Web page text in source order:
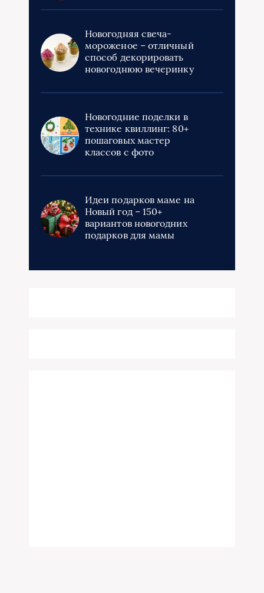
Новогодняя свеча-
мороженое – отличный
способ декорировать
новогоднюю вечеринку
Новогодние поделки в
технике квиллинг: 80+
пошаговых мастер
классов с фото
Идеи подарков маме на
Новый год – 150+
вариантов новогодних
подарков для мамы